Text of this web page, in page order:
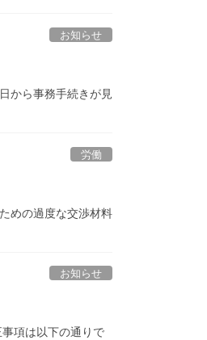
お知らせ
から事務手続きが見
労働
めの過度な交渉材料
お知らせ
項は以下の通りで